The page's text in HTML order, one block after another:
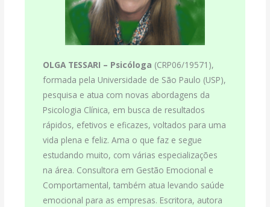
OLGA TESSARI – Psicóloga (CRP06/19571),
formada pela Universidade de São Paulo (USP),
pesquisa e atua com novas abordagens da
Psicologia Clínica, em busca de resultados
rápidos, efetivos e eficazes, voltados para uma
vida plena e feliz. Ama o que faz e segue
estudando muito, com várias especializações
na área. Consultora em Gestão Emocional e
Comportamental, também atua levando saúde
emocional para as empresas. Escritora, autora